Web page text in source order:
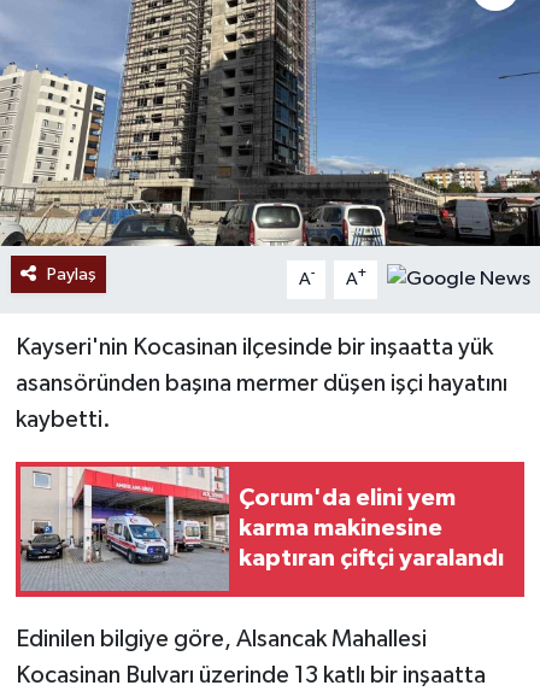
Paylaş A- A+
Kayseri'nin Kocasinan ilçesinde bir inşaatta yük
asansöründen başına mermer düşen işçi hayatını
kaybetti.
Çorum'da elini yem
karma makinesine
kaptıran çiftçi yaralandı
Edinilen bilgiye göre, Alsancak Mahallesi
Kocasinan Bulvarı üzerinde 13 katlı bir inşaatta